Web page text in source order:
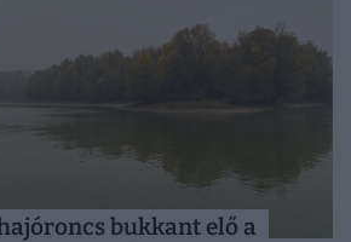
bukkant elő a